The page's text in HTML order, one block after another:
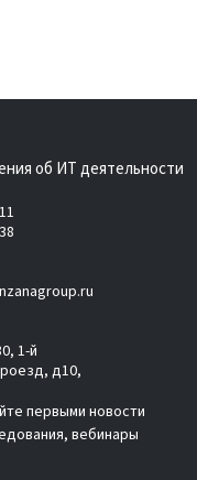
об ИТ деятельности
1-й
д10,
первыми новости
вебинары